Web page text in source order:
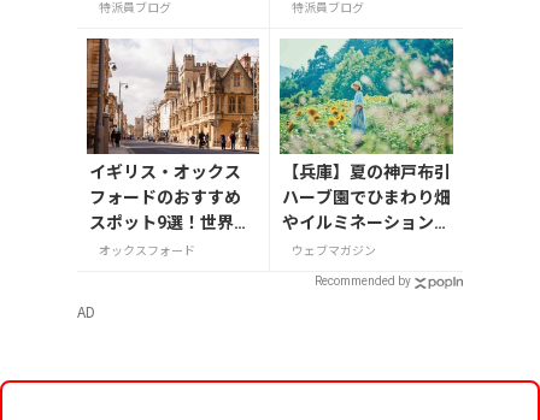
特派員ブログ
3選
特派員ブログ
イギリス・オックス
フォードのおすすめ
スポット9選！世界の
英知が集う学問の町
オックスフォード
【兵庫】夏の神戸布引
ハーブ園でひまわり畑
やイルミネーションを
満喫！「GARDEN FES
T 2026 -Summer-」
ウェブマガジン
Recommended by
AD